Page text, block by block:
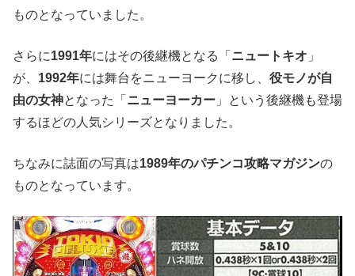
ものとなっていました。
さらに1991年にはその後継機となる「 ニュートキオ 」
が、 1992年には舞台をニューヨークに移し、 役モノが自
由の女神となった「 ニューヨーカー 」という後継機も登場
するほどの人気シリーズとなりました。
ちなみに誌面の写真は1989年のパチンコ攻略マガジンの
ものとなっています。